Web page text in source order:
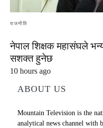
राजनीति
नेपाल शिक्षक महासंघले
सशक्त हुनेछ
10 hours ago
ABOUT US
Mountain Television is the
analytical news channel with